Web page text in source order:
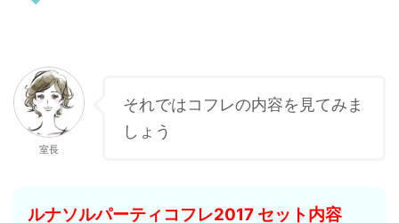
室長
それではコフレの内容を見てみま
しょう
ルナソルパーティコフレ2017 セット内容